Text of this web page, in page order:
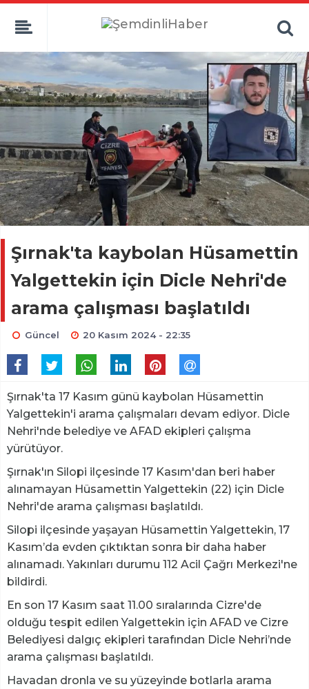
Şırnak'ta kaybolan Hüsamettin
Yalgettekin için Dicle Nehri'de
arama çalışması başlatıldı
Güncel 20 Kasım 2024 - 22:35
Şırnak'ta 17 Kasım günü kaybolan Hüsamettin
Yalgettekin'i arama çalışmaları devam ediyor. Dicle
Nehri'nde belediye ve AFAD ekipleri çalışma
yürütüyor.
Şırnak'ın Silopi ilçesinde 17 Kasım'dan beri haber
alınamayan Hüsamettin Yalgettekin (22) için Dicle
Nehri'de arama çalışması başlatıldı.
Silopi ilçesinde yaşayan Hüsamettin Yalgettekin, 17
Kasım’da evden çıktıktan sonra bir daha haber
alınamadı. Yakınları durumu 112 Acil Çağrı Merkezi'ne
bildirdi.
En son 17 Kasım saat 11.00 sıralarında Cizre'de
olduğu tespit edilen Yalgettekin için AFAD ve Cizre
Belediyesi dalgıç ekipleri tarafından Dicle Nehri’nde
arama çalışması başlatıldı.
Havadan dronla ve su yüzeyinde botlarla arama